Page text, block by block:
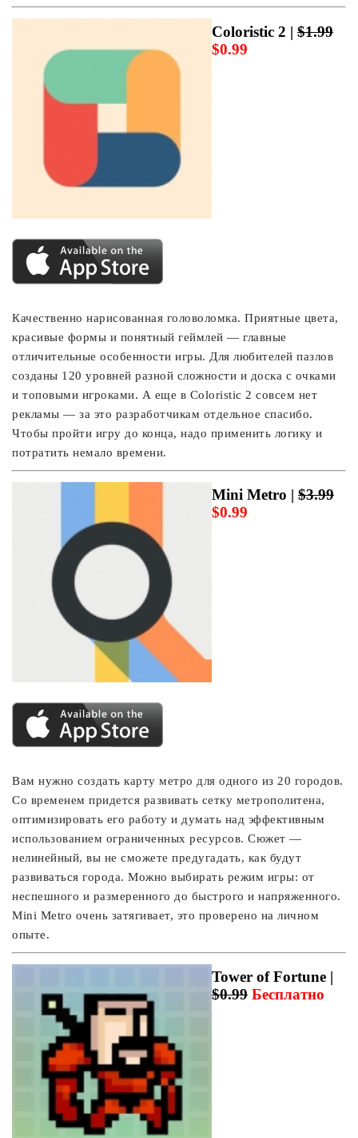
Coloristic 2 | $1.99
$0.99
Качественно нарисованная головоломка. Приятные цвета,
красивые формы и понятный геймлей — главные
отличительные особенности игры. Для любителей пазлов
созданы 120 уровней разной сложности и доска с очками
и топовыми игроками. А еще в Coloristic 2 совсем нет
рекламы — за это разработчикам отдельное спасибо.
Чтобы пройти игру до конца, надо применить логику и
потратить немало времени.
Mini Metro | $3.99
$0.99
Вам нужно создать карту метро для одного из 20 городов.
Со временем придется развивать сетку метрополитена,
оптимизировать его работу и думать над эффективным
использованием ограниченных ресурсов. Сюжет —
нелинейный, вы не сможете предугадать, как будут
развиваться города. Можно выбирать режим игры: от
неспешного и размеренного до быстрого и напряженного.
Mini Metro очень затягивает, это проверено на личном
опыте.
Tower of Fortune |
$0.99 Бесплатно